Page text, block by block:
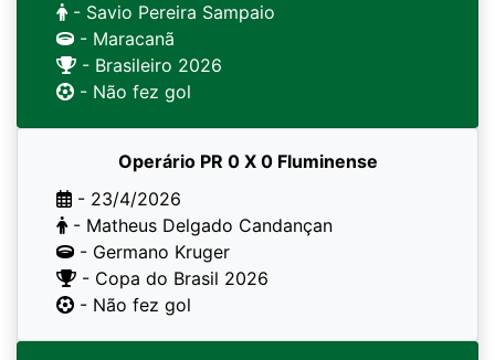
- Savio Pereira Sampaio
- Maracanã
- Brasileiro 2026
- Não fez gol
Operário PR 0 X 0 Fluminense
- 23/4/2026
- Matheus Delgado Candançan
- Germano Kruger
- Copa do Brasil 2026
- Não fez gol